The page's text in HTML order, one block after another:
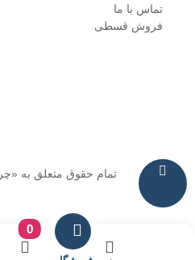
تماس با ما
فروش قسطی
تمام حقوق متعلق به
0